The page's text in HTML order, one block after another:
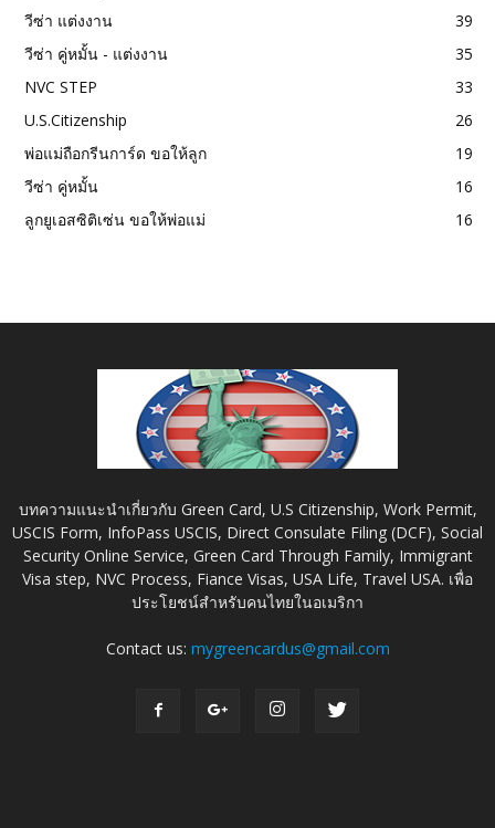
วีซ่า แต่งงาน
39
วีซ่า คู่หมั้น - แต่งงาน
35
NVC STEP
33
U.S.Citizenship
26
พ่อแม่ถือกรีนการ์ด ขอให้ลูก
19
วีซ่า คู่หมั้น
16
ลูกยูเอสซิติเซ่น ขอให้พ่อแม่
16
บทความแนะนำเกี่ยวกับ Green Card, U.S Citizenship, Work Permit,
USCIS Form, InfoPass USCIS, Direct Consulate Filing (DCF), Social
Security Online Service, Green Card Through Family, Immigrant
Visa step, NVC Process, Fiance Visas, USA Life, Travel USA. เพื่อ
ประโยชน์สำหรับคนไทยในอเมริกา
Contact us: mygreencardus@gmail.com